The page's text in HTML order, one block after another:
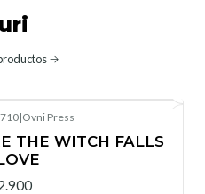
|Ovni Press
THE WITCH FALLS